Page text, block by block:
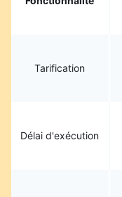
Tarification
Délai d'exécution